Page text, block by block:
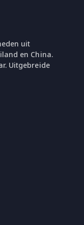
uit
en China.
Uitgebreide